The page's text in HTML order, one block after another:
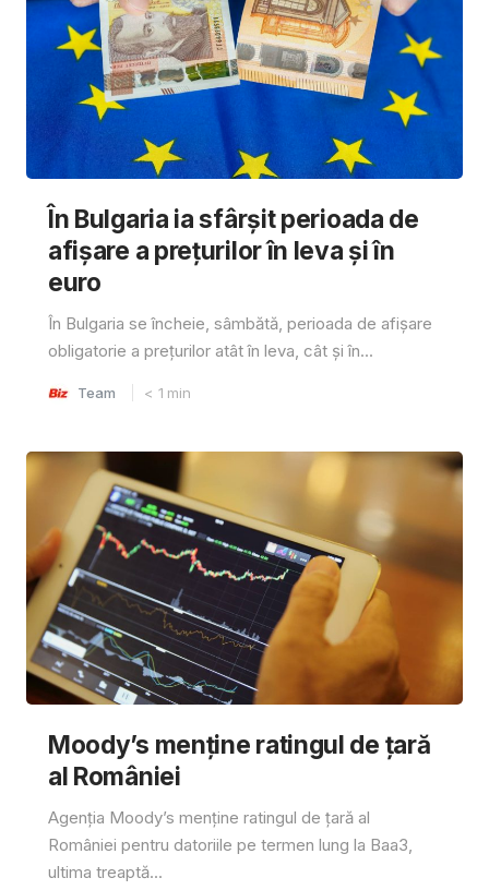
În Bulgaria ia sfârşit perioada de
afișare a prețurilor în ​​leva și în
euro
În Bulgaria se încheie, sâmbătă, perioada de afișare
obligatorie a prețurilor atât în ​​leva, cât și în...
Team < 1 min
Moody’s menține ratingul de țară
al României
Agenția Moody’s menține ratingul de țară al
României pentru datoriile pe termen lung la Baa3,
ultima treaptă...